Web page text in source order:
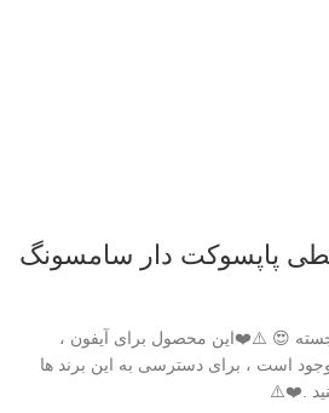
پاپسوکت دار سامسونگ
😍 ⚠️❤️این محصول برای آیفون ،
است ، برای دسترسی به این برند ها
.❤️⚠️